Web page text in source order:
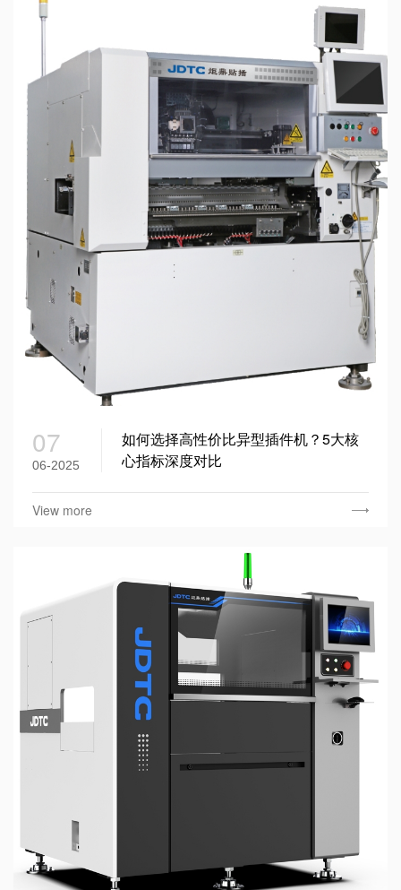
07
06-2025
如何选择高性价比异型插件机？5大核
心指标深度对比​
View more